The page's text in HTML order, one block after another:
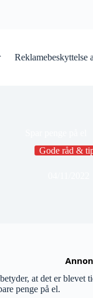
Reklamebeskyttelse
Gode råd &
at det er
penge på el.